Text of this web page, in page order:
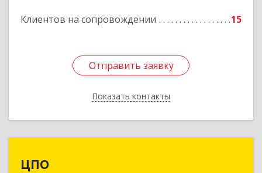
Клиентов на сопровождении 15
Отправить заявку
Показать контакты
Отправить заявку
Назад
ЦПО